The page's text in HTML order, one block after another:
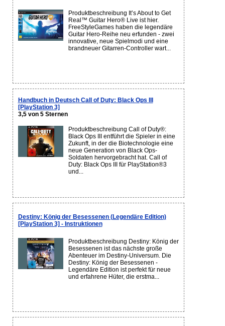
Produktbeschreibung It’s About to Get
Real™ Guitar Hero® Live ist hier.
FreeStyleGames haben die legendäre
Guitar Hero-Reihe neu erfunden - zwei
innovative, neue Spielmodi und eine
brandneuer Gitarren-Controller wart...
Handbuch in Deutsch Call of Duty: Black Ops III
[PlayStation 3]
3,5 von 5 Sternen
Produktbeschreibung Call of Duty®:
Black Ops III entführt die Spieler in eine
Zukunft, in der die Biotechnologie eine
neue Generation von Black Ops-
Soldaten hervorgebracht hat. Call of
Duty: Black Ops III für PlayStation®3
und...
Destiny: König der Besessenen (Legendäre Edition)
[PlayStation 3] - Instruktionen
Produktbeschreibung Destiny: König der
Besessenen ist das nächste große
Abenteuer im Destiny-Universum. Die
Destiny: König der Besessenen -
Legendäre Edition ist perfekt für neue
und erfahrene Hüter, die erstma...